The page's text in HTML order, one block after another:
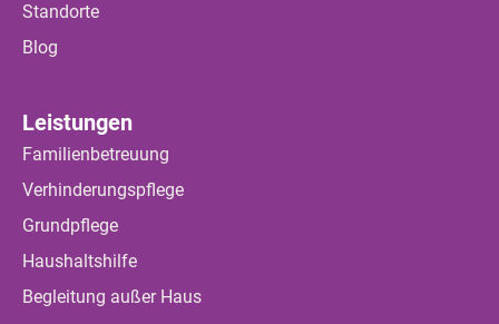
Standorte
Blog
Leistungen
Familienbetreuung
Verhinderungspflege
Grundpflege
Haushaltshilfe
Begleitung außer Haus